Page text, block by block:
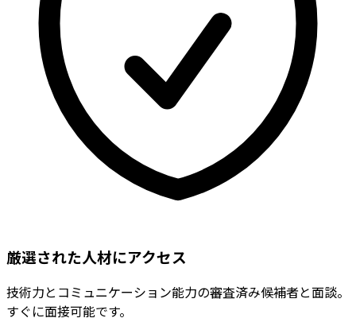
厳選された人材にアクセス
技術力とコミュニケーション能力の審査済み候補者と面談。
すぐに面接可能です。